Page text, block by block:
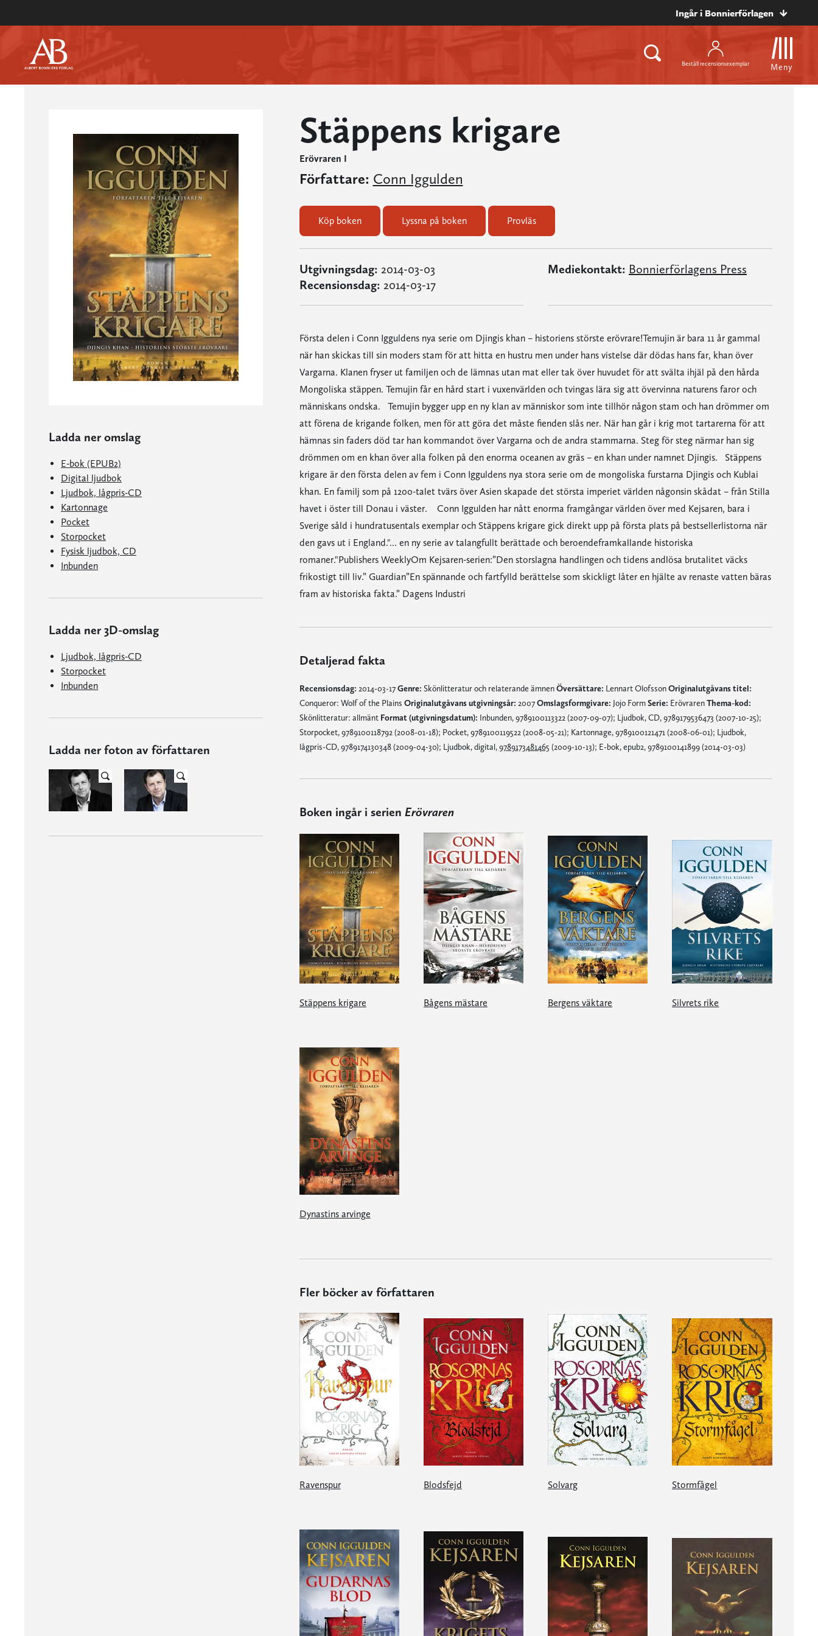
Ingår i Bonnierförlagen
Beställ recensionsexemplar Meny
Ladda ner omslag
E-bok (EPUB2)
Digital ljudbok
Ljudbok, lågpris-CD
Kartonnage
Pocket
Storpocket
Fysisk ljudbok, CD
Inbunden
Ladda ner 3D-omslag
Ljudbok, lågpris-CD
Storpocket
Inbunden
Ladda ner foton av författaren
Stäppens krigare
Erövraren I
Författare: Conn Iggulden
Köp boken Lyssna på boken Provläs
Utgivningsdag: 2014-03-03
Recensionsdag: 2014-03-17
Mediekontakt: Bonnierförlagens Press
Första delen i Conn Igguldens nya serie om Djingis khan – historiens störste erövrare!Temujin är bara 11 år gammal
när han skickas till sin moders stam för att hitta en hustru men under hans vistelse där dödas hans far, khan över
Vargarna. Klanen fryser ut familjen och de lämnas utan mat eller tak över huvudet för att svälta ihjäl på den hårda
Mongoliska stäppen. Temujin får en hård start i vuxenvärlden och tvingas lära sig att övervinna naturens faror och
människans ondska. Temujin bygger upp en ny klan av människor som inte tillhör någon stam och han drömmer om
att förena de krigande folken, men för att göra det måste fienden slås ner. När han går i krig mot tartarerna för att
hämnas sin faders död tar han kommandot över Vargarna och de andra stammarna. Steg för steg närmar han sig
drömmen om en khan över alla folken på den enorma oceanen av gräs – en khan under namnet Djingis. Stäppens
krigare är den första delen av fem i Conn Igguldens nya stora serie om de mongoliska furstarna Djingis och Kublai
khan. En familj som på 1200-talet tvärs över Asien skapade det största imperiet världen någonsin skådat – från Stilla
havet i öster till Donau i väster. Conn Iggulden har nått enorma framgångar världen över med Kejsaren, bara i
Sverige såld i hundratusentals exemplar och Stäppens krigare gick direkt upp på första plats på bestsellerlistorna när
den gavs ut i England."... en ny serie av talangfullt berättade och beroendeframkallande historiska
romaner."Publishers WeeklyOm Kejsaren-serien:”Den storslagna handlingen och tidens andlösa brutalitet väcks
frikostigt till liv.” Guardian”En spännande och fartfylld berättelse som skickligt låter en hjälte av renaste vatten bäras
fram av historiska fakta.” Dagens Industri
Detaljerad fakta
Recensionsdag: 2014-03-17Genre: Skönlitteratur och relaterande ämnenÖversättare: Lennart OlofssonOriginalutgåvans titel:
Conqueror: Wolf of the Plains Originalutgåvans utgivningsår: 2007Omslagsformgivare: Jojo FormSerie: ErövrarenThema-kod:
Skönlitteratur: allmänt Format (utgivningsdatum): Inbunden, 9789100113322 (2007-09-07); Ljudbok, CD, 9789179536473 (2007-10-25);
Storpocket, 9789100118792 (2008-01-18); Pocket, 9789100119522 (2008-05-21); Kartonnage, 9789100121471 (2008-06-01); Ljudbok,
lågpris-CD, 9789174130348 (2009-04-30); Ljudbok, digital,9789173481465 (2009-10-13); E-bok, epub2, 9789100141899 (2014-03-03)
Boken ingår i serien Erövraren
Stäppens krigare Bågens mästare Bergens väktare Silvrets rike
Dynastins arvinge
Fler böcker av författaren
Ravenspur Blodsfejd Solvarg Stormfågel